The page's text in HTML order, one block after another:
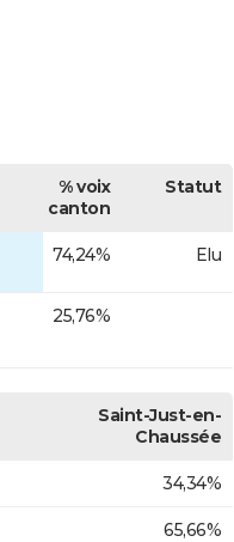
% voix
canton
Statut
74,24% Elu
25,76%
Saint-Just-en-
Chaussée
34,34%
65,66%